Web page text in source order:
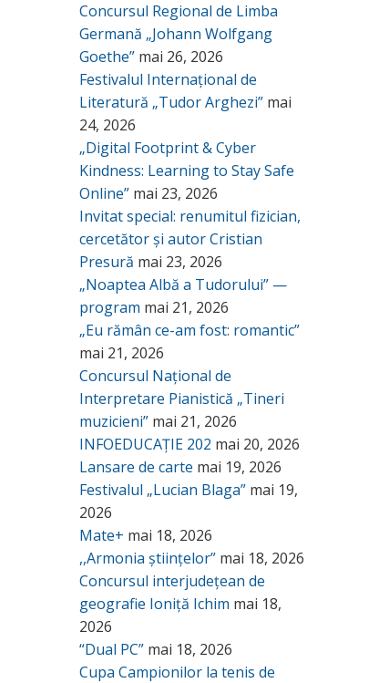
Concursul Regional de Limba
Germană „Johann Wolfgang
Goethe” mai 26, 2026
Festivalul Internațional de
Literatură „Tudor Arghezi” mai
24, 2026
„Digital Footprint & Cyber
Kindness: Learning to Stay Safe
Online” mai 23, 2026
Invitat special: renumitul fizician,
cercetător și autor Cristian
Presură mai 23, 2026
„Noaptea Albă a Tudorului” —
program mai 21, 2026
„Eu rămân ce-am fost: romantic”
mai 21, 2026
Concursul Național de
Interpretare Pianistică „Tineri
muzicieni” mai 21, 2026
INFOEDUCAȚIE 202 mai 20, 2026
Lansare de carte mai 19, 2026
Festivalul „Lucian Blaga” mai 19,
2026
Mate+ mai 18, 2026
,,Armonia științelor” mai 18, 2026
Concursul interjudețean de
geografie Ioniță Ichim mai 18,
2026
“Dual PC” mai 18, 2026
Cupa Campionilor la tenis de